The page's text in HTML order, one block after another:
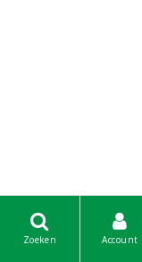
Zoeken Account